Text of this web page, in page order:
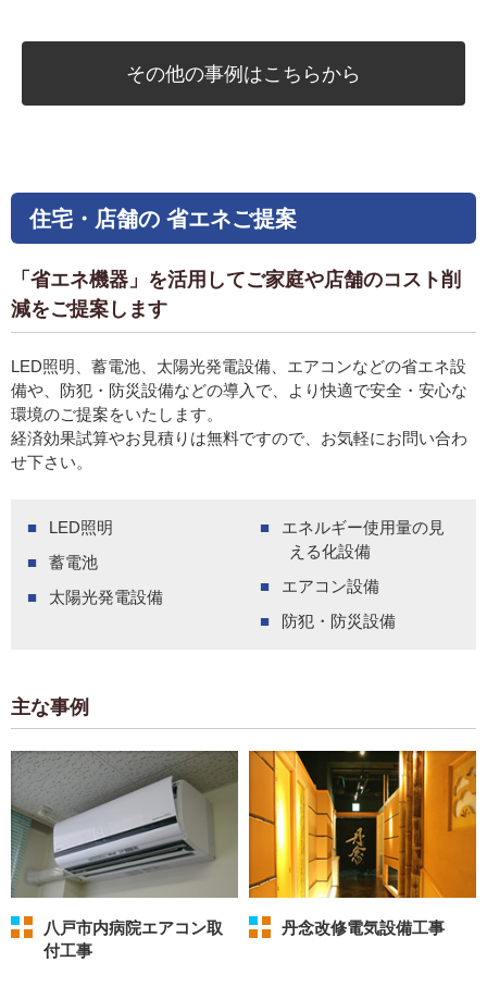
その他の事例はこちらから
住宅・店舗の 省エネご提案
「省エネ機器」を活用してご家庭や店舗のコスト削
減をご提案します
LED照明、蓄電池、太陽光発電設備、エアコンなどの省エネ設
備や、防犯・防災設備などの導入で、より快適で安全・安心な
環境のご提案をいたします。
経済効果試算やお見積りは無料ですので、お気軽にお問い合わ
せ下さい。
LED照明
蓄電池
太陽光発電設備
エネルギー使用量の見
える化設備
エアコン設備
防犯・防災設備
主な事例
八戸市内病院エアコン取
付工事
丹念改修電気設備工事